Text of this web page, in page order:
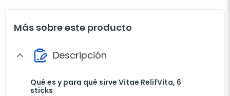
Más sobre este producto
expand_more Descripción
Qué es y para qué sirve Vitae RelifVita, 6
sticks